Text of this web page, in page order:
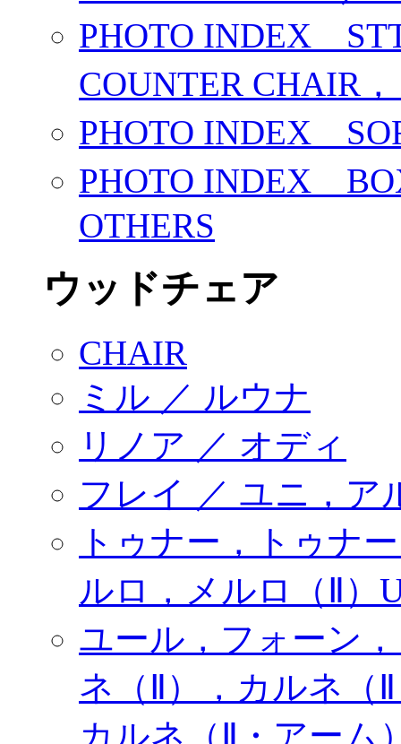
PHOTO INDEX
COUNTER CHAIR
PHOTO INDEX
PHOTO INDEX
OTHERS
ウッドチェア
CHAIR
ミル ／ ルウナ
リノア ／ オディ
フレイ ／ ユニ，ア
トゥナー，トゥナ
ルロ，メルロ（Ⅱ）
ユール，フォーン
ネ（Ⅱ），カルネ（
カルネ（Ⅱ・アーム